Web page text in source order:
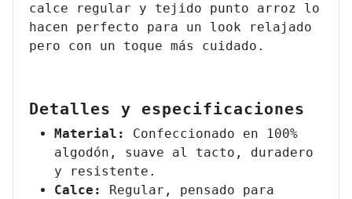
calce regular y tejido punto arroz lo
hacen perfecto para un look relajado
pero con un toque más cuidado.
Detalles y especificaciones
Material: Confeccionado en 100%
algodón, suave al tacto, duradero
y resistente.
Calce: Regular, pensado para